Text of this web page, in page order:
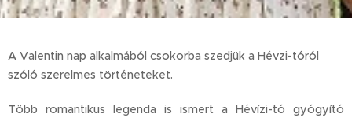
A Valentin nap alkalmából csokorba szedjük a Hévzi-tóról
szóló szerelmes történeteket.
Több romantikus legenda is ismert a Hévízi-tó gyógyító